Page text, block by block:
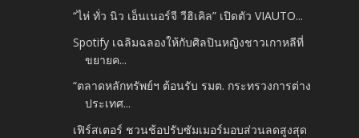
“ไห่ ทั่ว นิว เอ็นเนอร์จี วีฮิเคิล” เปิดตัว VIAUTO...
Spotify เฉลิมฉลองให้กับศิลปินหญิงชาวเกาหลีที่
ขยายค...
“ตลาดหลักทรัพย์ฯ ต้อนรับ รมต. กระทรวงการต่าง
ประเทศ...
เฟิร์สเตอร์ ชวนช้อปรับซัมเมอร์มอบส่วนลดสูงสุด